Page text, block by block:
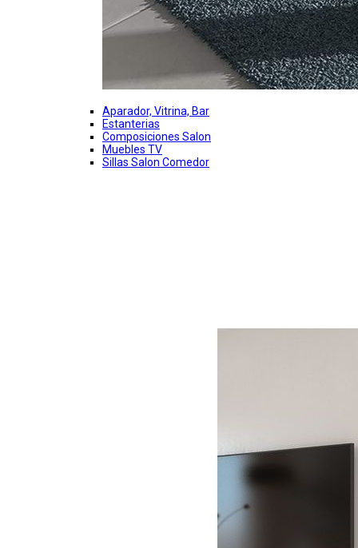
Aparador, Vitrina, Bar
Estanterias
Composiciones Salon
Muebles TV
Sillas Salon Comedor